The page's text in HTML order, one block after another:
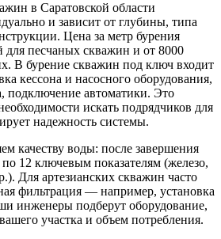
в Саратовской области
и зависит от глубины, типа
Цена за метр бурения
для песчаных скважин и от 8000
В бурение скважин под ключ входит
кессона и насосного оборудования,
подключение автоматики. Это
искать подрядчиков для
надежность системы.
качеству воды: после завершения
12 ключевым показателям (железо,
Для артезианских скважин часто
фильтрация — например, установка
инженеры подберут оборудование,
участка и объем потребления.